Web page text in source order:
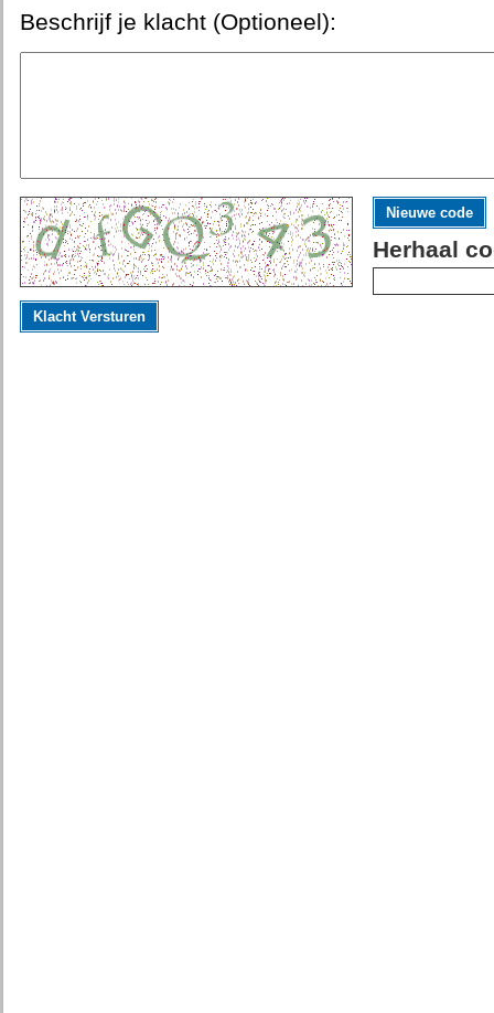
Beschrijf je klacht (Optioneel):
Nieuwe code
Herhaal
Klacht Versturen